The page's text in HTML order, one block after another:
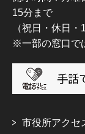
15分まで
（祝日・休日
※一部の窓口で
市役所アクセ